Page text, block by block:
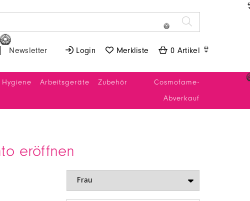
Newsletter  Login  Merkliste  0 Artikel
Hygiene Arbeitsgeräte Zubehör
Cosmofame-
Abverkauf
eröffnen
👙